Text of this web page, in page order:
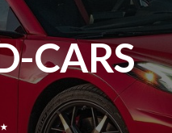
CARS
★